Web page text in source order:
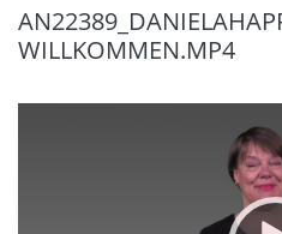
WILLKOMMEN.MP4